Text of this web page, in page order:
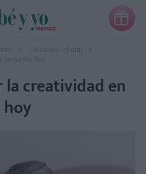

Educación infantil
hoy
creatividad en